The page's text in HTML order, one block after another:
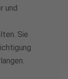
und
Sie